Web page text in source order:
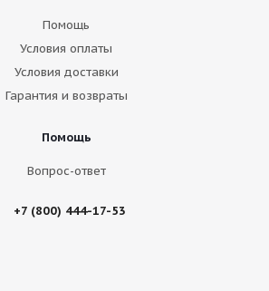
Помощь
Условия оплаты
Условия доставки
Гарантия и возвраты
Помощь
Вопрос-ответ
+7 (800) 444-17-53